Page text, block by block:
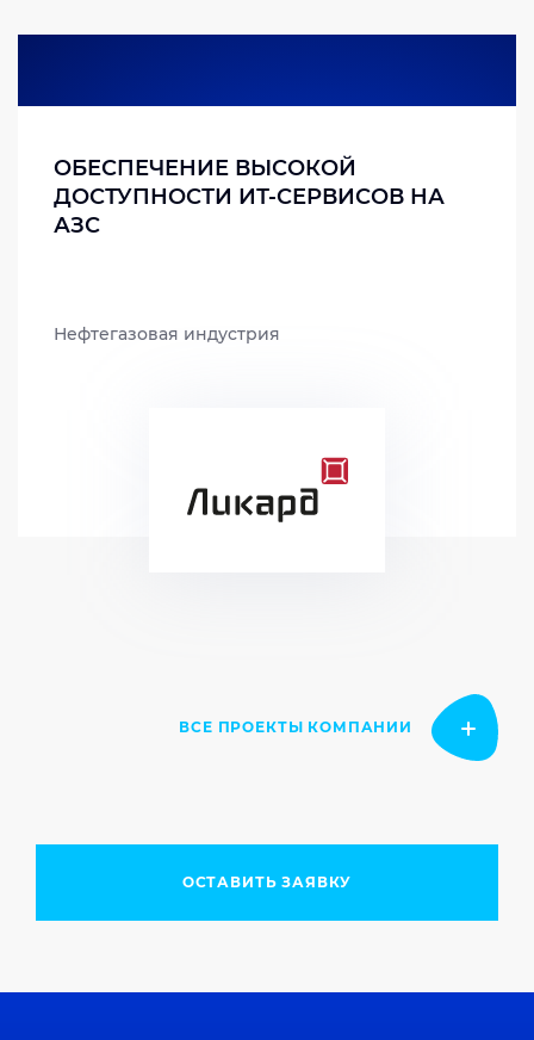
ОБЕСПЕЧЕНИЕ ВЫСОКОЙ
ДОСТУПНОСТИ ИТ-СЕРВИСОВ НА
АЗС
Нефтегазовая индустрия
ВСЕ ПРОЕКТЫ КОМПАНИИ
ОСТАВИТЬ ЗАЯВКУ